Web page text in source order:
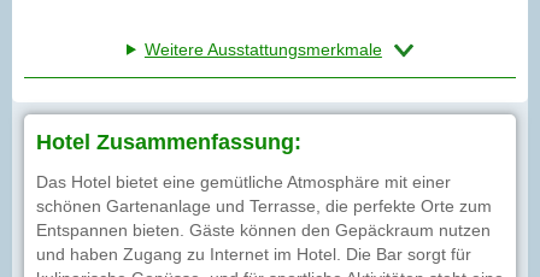
Weitere Ausstattungsmerkmale
Hotel Zusammenfassung:
Das Hotel bietet eine gemütliche Atmosphäre mit einer
schönen Gartenanlage und Terrasse, die perfekte Orte zum
Entspannen bieten. Gäste können den Gepäckraum nutzen
und haben Zugang zu Internet im Hotel. Die Bar sorgt für